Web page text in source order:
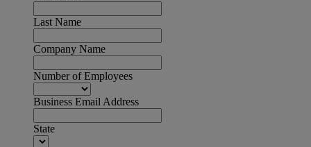
Last Name
Company Name
Number of Employees
Business Email Address
State